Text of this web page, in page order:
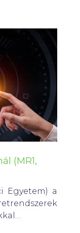
(MR1,
Egyetem) a